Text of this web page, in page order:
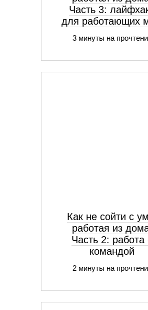
Часть 3:
для работающих
3 минуты на
Как не сойти с
работая из
Часть 2: работа
командой
2 минуты на